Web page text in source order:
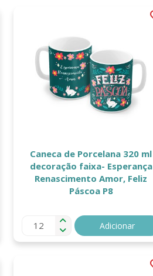
Caneca de Porcelana 320 ml
decoração faixa- Esperança
Renascimento Amor, Feliz
Páscoa P8
Adicionar